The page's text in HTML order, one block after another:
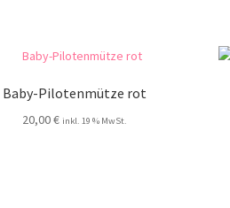
Baby-Pilotenmütze rot
20,00€ inkl. 19 % MwSt.